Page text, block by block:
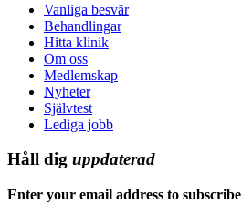
Vanliga besvär
Behandlingar
Hitta klinik
Om oss
Medlemskap
Nyheter
Självtest
Lediga jobb
Håll dig uppdaterad
Enter your email address to subscribe